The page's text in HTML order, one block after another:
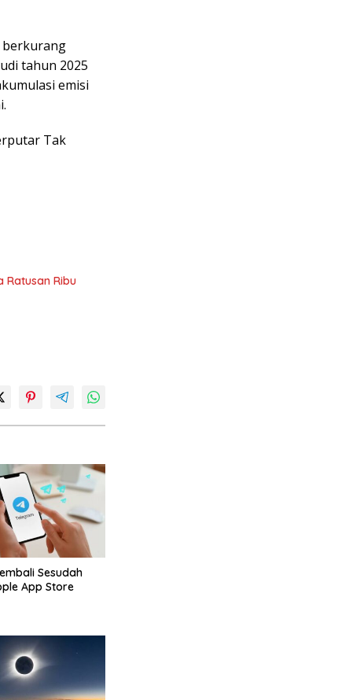
berkurang
tahun 2025
emisi
Tak
Ratusan Ribu
Sesudah
App Store